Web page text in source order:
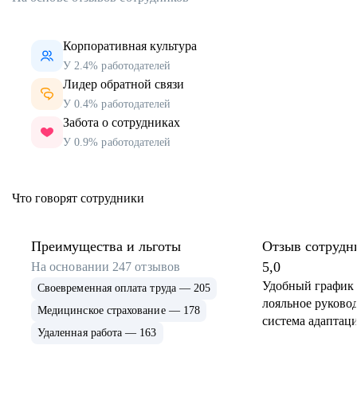
Корпоративная культура
У 2.4% работодателей
Лидер обратной связи
У 0.4% работодателей
Забота о сотрудниках
У 0.9% работодателей
Что говорят сотрудники
Преимущества и льготы
На основании 247 отзывов
Своевременная оплата труда — 205
Медицинское страхование — 178
Удаленная работа — 163
Отзыв
5,0
Удобный график
лояльное
система